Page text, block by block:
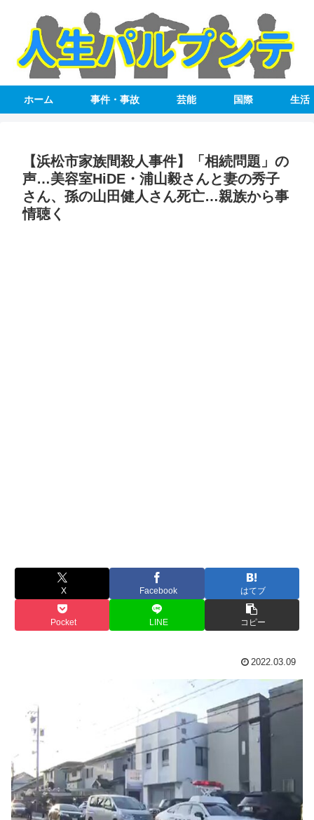
ホーム 事件・事故 芸能 国際 生活
【浜松市家族間殺人事件】「相続問題」の
声…美容室HiDE・浦山毅さんと妻の秀子
さん、孫の山田健人さん死亡…親族から事
情聴く
X Facebook はてブ
Pocket LINE コピー
2022.03.09